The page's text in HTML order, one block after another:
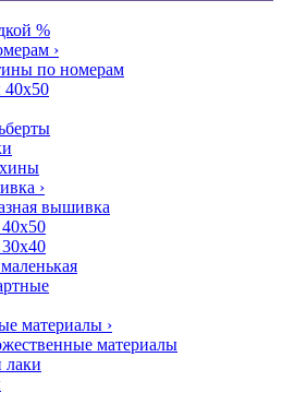
%
›
по номерам
›
вышивка
материалы ›
материалы
лаки